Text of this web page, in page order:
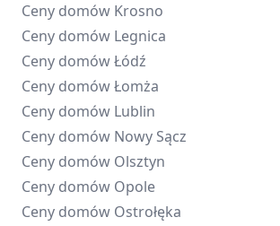
Ceny domów Krosno
Ceny domów Legnica
Ceny domówŁódź
Ceny domówŁomża
Ceny domów Lublin
Ceny domów Nowy Sącz
Ceny domów Olsztyn
Ceny domów Opole
Ceny domów Ostrołęka